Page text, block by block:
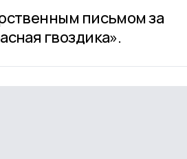
письмом за
гвоздика».